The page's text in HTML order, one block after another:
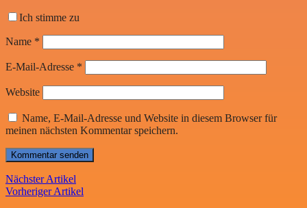
Ich stimme zu
Name *
E-Mail-Adresse *
Website
Name, E-Mail-Adresse und Website in diesem Browser für
meinen nächsten Kommentar speichern.
Nächster Artikel
Vorheriger Artikel